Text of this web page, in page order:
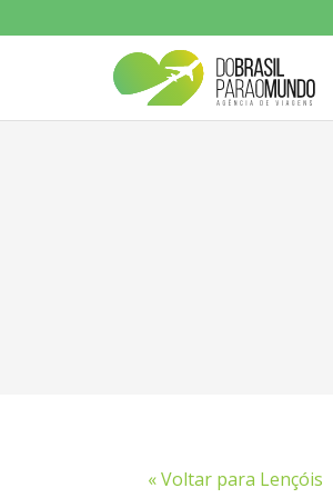
« Voltar para Lençóis